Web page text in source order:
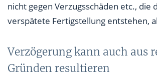
nicht gegen Verzugsschäden etc., die
verspätete Fertigstellung entstehen,
Verzögerung kann auch aus
Gründen resultieren